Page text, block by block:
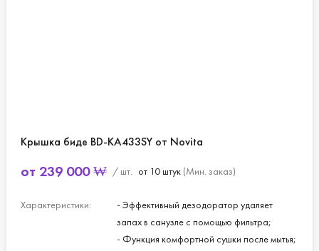
Крышка биде BD-KA433SY от Novita
от 239 000 ₩ / шт. от 10 штук (Мин. заказ)
Характеристики:
- Эффективный дезодоратор удаляет
запах в санузле с помощью фильтра;
- Функция комфортной сушки после мытья;